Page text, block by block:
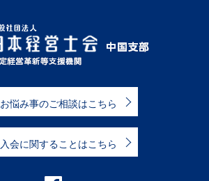
お悩み事のご相談はこちら
入会に関することはこちら